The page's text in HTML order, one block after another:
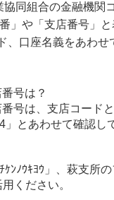
同組合の金融機関
」や「支店番号」
口座名義をあわせ
号は？
号は、支店コード
とあわせて確認し
ﾝﾉｳｷﾖｳ」、萩支所
ください。